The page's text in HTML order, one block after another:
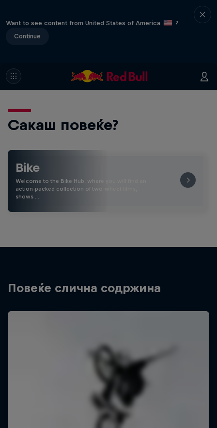
Want to see content from United States of America
?
Continue
Сакаш повеќе?
Bike
Welcome to the Bike Hub, where you will find an
action-packed collection of two-wheel films,
shows …
Повеќе слична содржина